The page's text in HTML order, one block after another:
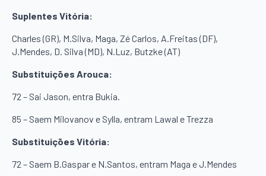
Suplentes Vitória:
Charles (GR), M.Silva, Maga, Zé Carlos, A.Freitas (DF),
J.Mendes, D. Silva (MD), N.Luz, Butzke (AT)
Substituições Arouca:
72 – Sai Jason, entra Bukia.
85 – Saem Milovanov e Sylla, entram Lawal e Trezza
Substituições Vitória:
72 – Saem B.Gaspar e N.Santos, entram Maga e J.Mendes